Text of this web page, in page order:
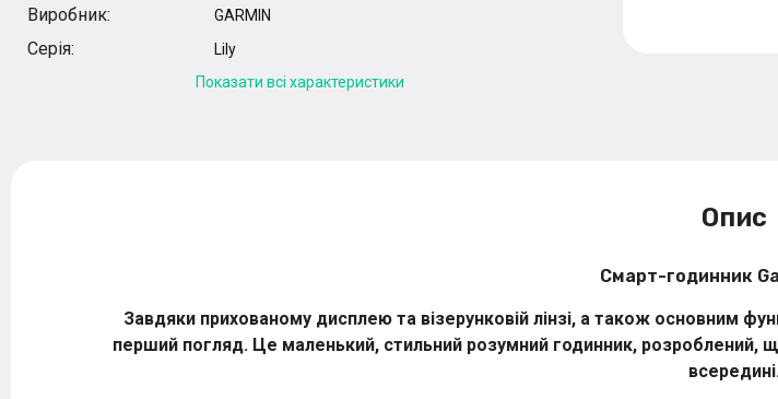
Виробник:
GARMIN
Серія:
Lily
Показати всі характеристики
Опис
Смарт-годинник
Завдяки прихованому дисплею та візерунковій лінзі, а також основним
перший погляд. Це маленький, стильний розумний годинник, розроблений,